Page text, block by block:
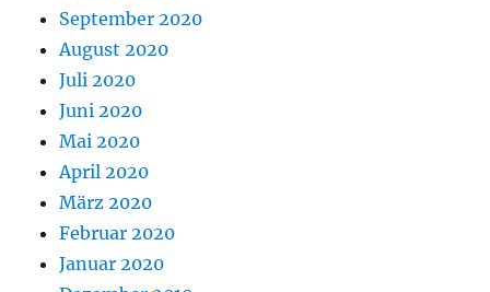
September 2020
August 2020
Juli 2020
Juni 2020
Mai 2020
April 2020
März 2020
Februar 2020
Januar 2020